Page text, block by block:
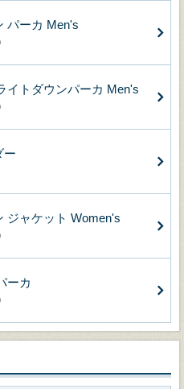
パーカ Men's
イトダウンパーカ Men's
ー
ジャケット Women's
ーカ